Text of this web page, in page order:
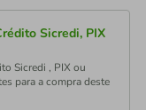
Sicredi, PIX
Sicredi , PIX ou
para a compra deste